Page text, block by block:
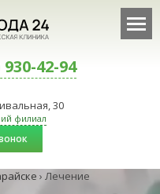
930-42-94
30
филиал
› Лечение